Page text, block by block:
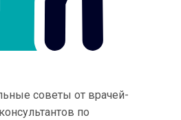
советы от врачей-
по